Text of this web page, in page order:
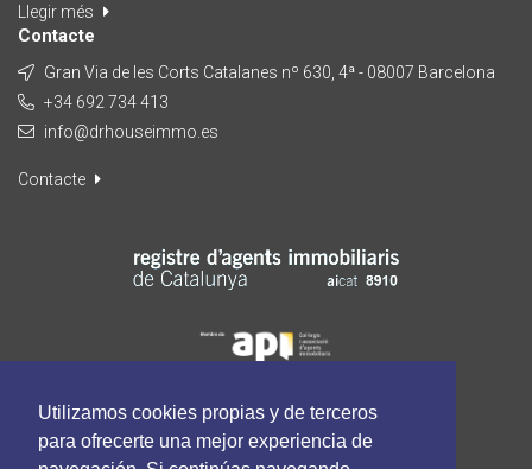
Utilizamos cookies propias y de terceros
para ofrecerte una mejor experiencia de
Llegir més
Contacte
Gran Via de les Corts Catalanes nº 630, 4ª - 08007 Barcelona
+34 692 734 413
info@drhouseimmo.es
Contacte